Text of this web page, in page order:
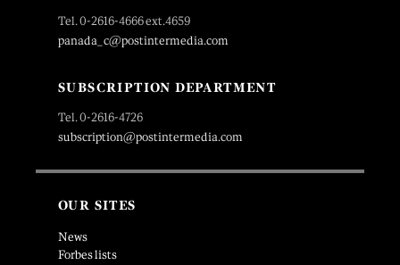
Tel. 0-2616-4666 ext.4659
panada_c@postintermedia.com
SUBSCRIPTION DEPARTMENT
Tel. 0-2616-4726
subscription@postintermedia.com
OUR SITES
News
Forbes lists